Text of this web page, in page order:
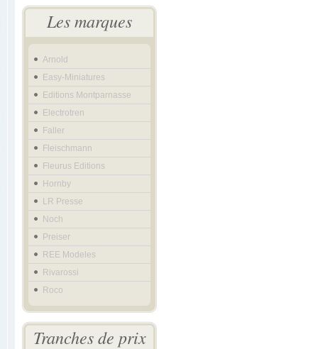
Les marques
Arnold
Easy-Miniatures
Editions Montparnasse
Electrotren
Faller
Fleischmann
Fleurus Editions
Hornby
LR Presse
Noch
Preiser
REE Modeles
Rivarossi
Roco
Tranches de prix